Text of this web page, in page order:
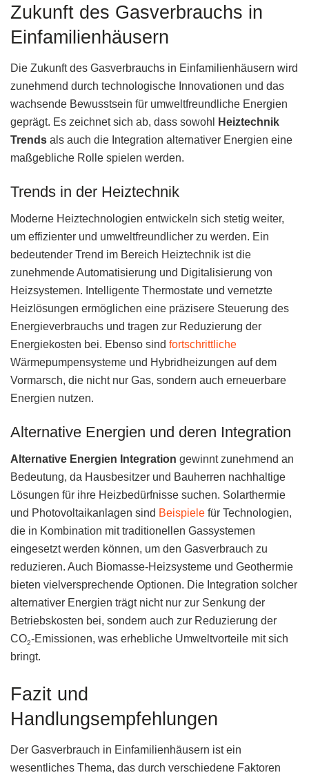
Zukunft des Gasverbrauchs in
Einfamilienhäusern
Die Zukunft des Gasverbrauchs in Einfamilienhäusern wird
zunehmend durch technologische Innovationen und das
wachsende Bewusstsein für umweltfreundliche Energien
geprägt. Es zeichnet sich ab, dass sowohl
Heiztechnik
Trends als auch die Integration alternativer Energien eine
maßgebliche Rolle spielen werden.
Trends in der Heiztechnik
Moderne Heiztechnologien entwickeln sich stetig weiter,
um effizienter und umweltfreundlicher zu werden. Ein
bedeutender Trend im Bereich Heiztechnik ist die
zunehmende Automatisierung und Digitalisierung von
Heizsystemen. Intelligente Thermostate und vernetzte
Heizlösungen ermöglichen eine präzisere Steuerung des
Energieverbrauchs und tragen zur Reduzierung der
Energiekosten bei. Ebenso sind fortschrittliche
Wärmepumpensysteme und Hybridheizungen auf dem
Vormarsch, die nicht nur Gas, sondern auch erneuerbare
Energien nutzen.
Alternative Energien und deren Integration
Alternative Energien Integration gewinnt zunehmend an
Bedeutung, da Hausbesitzer und Bauherren nachhaltige
Lösungen für ihre Heizbedürfnisse suchen. Solarthermie
und Photovoltaikanlagen sind Beispiele für Technologien,
die in Kombination mit traditionellen Gassystemen
eingesetzt werden können, um den Gasverbrauch zu
reduzieren. Auch Biomasse-Heizsysteme und Geothermie
bieten vielversprechende Optionen. Die Integration solcher
alternativer Energien trägt nicht nur zur Senkung der
Betriebskosten bei, sondern auch zur Reduzierung der
CO2-Emissionen, was erhebliche Umweltvorteile mit sich
bringt.
Fazit und
Handlungsempfehlungen
Der Gasverbrauch in Einfamilienhäusern ist ein
wesentliches Thema, das durch verschiedene Faktoren